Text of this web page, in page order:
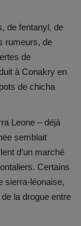
de fentanyl, de
rumeurs, de
de
à Conakry en
de chicha
Leone – déjà
semblait
d’un marché
Certains
sierra-léonaise,
la drogue entre